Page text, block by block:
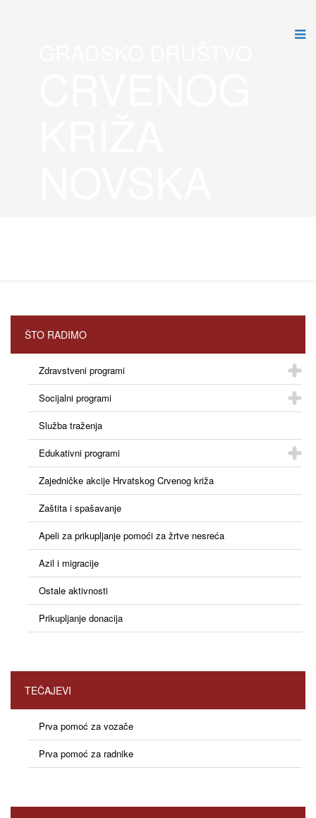
ŠTO RADIMO
Zdravstveni programi
Socijalni programi
Služba traženja
Edukativni programi
Zajedničke akcije Hrvatskog Crvenog križa
Zaštita i spašavanje
Apeli za prikupljanje pomoći za žrtve nesreća
Azil i migracije
Ostale aktivnosti
Prikupljanje donacija
TEČAJEVI
Prva pomoć za vozače
Prva pomoć za radnike